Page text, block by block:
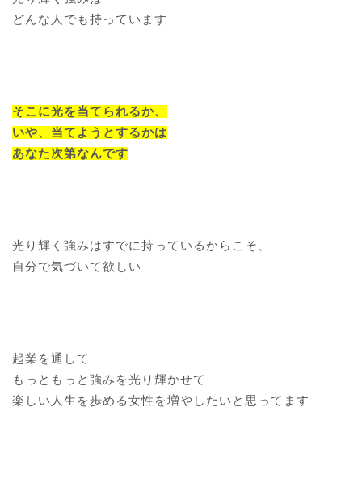
どんな人でも持っています
そこに光を当てられるか、
いや、当てようとするかは
あなた次第なんです
光り輝く強みはすでに持っているからこそ、
自分で気づいて欲しい
起業を通して
もっともっと強みを光り輝かせて
楽しい人生を歩める女性を増やしたいと思ってます